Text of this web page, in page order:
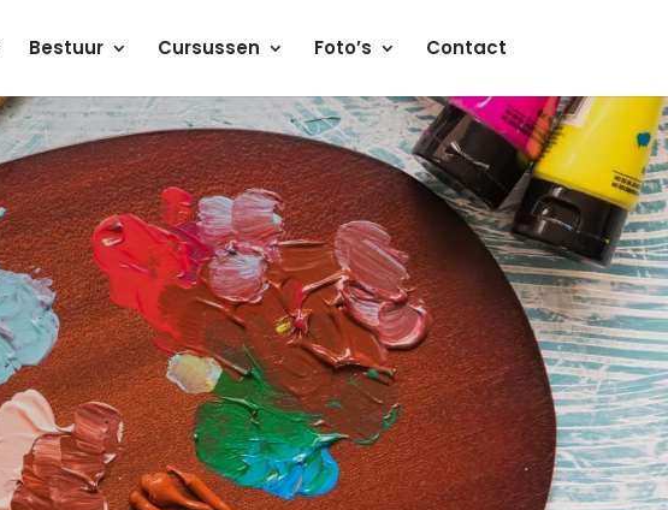
Bestuur Cursussen Foto’s Contact